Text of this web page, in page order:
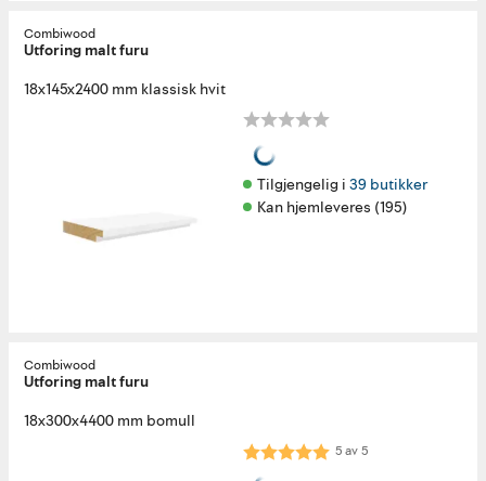
Combiwood
Utforing malt furu
18x145x2400 mm klassisk hvit
Tilgjengelig i 39 butikker
Kan hjemleveres (195)
Combiwood
Utforing malt furu
18x300x4400 mm bomull
Karakter: 5.0 av 5 mulige
5av5